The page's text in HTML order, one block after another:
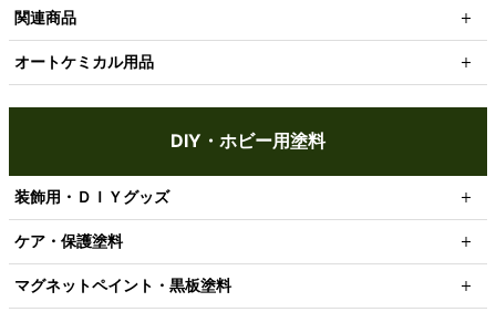
関連商品
オートケミカル用品
DIY・ホビー用塗料
装飾用・ＤＩＹグッズ
ケア・保護塗料
マグネットペイント・黒板塗料